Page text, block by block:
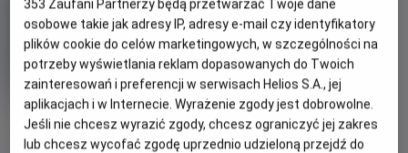
OBSERWUJ
Jojo Rabbit
Oryginalny
tytuł
Jojo Rabbit Gatunek
Komediodramat
Minimalny
wiek
Od 13
lat
Czas
trwania
108 min
Kraj
i
rok
produkcji
Niemcy, USA (2019)
353 Zaufani Partnerzy będą przetwarzać Twoje dane
osobowe takie jak adresy IP, adresy e-mail czy identyfikatory
plików cookie do celów marketingowych, w szczególności na
potrzeby wyświetlania reklam dopasowanych do Twoich
zainteresowań i preferencji w serwisach Helios S.A., jej
aplikacjach i w Internecie. Wyrażenie zgody jest dobrowolne.
Jeśli nie chcesz wyrazić zgody, chcesz ograniczyć jej zakres
lub chcesz wycofać zgodę uprzednio udzieloną przejdź do